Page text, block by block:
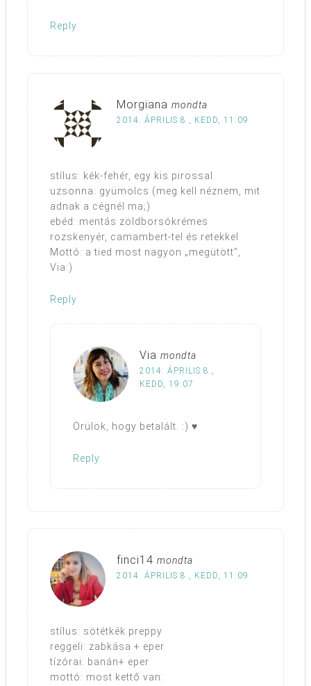
Reply
Morgiana mondta
2014. ÁPRILIS 8., KEDD, 11:09
stílus: kék-fehér, egy kis pirossal
uzsonna: gyümölcs (meg kell néznem, mit
adnak a cégnél ma;)
ebéd: mentás zöldborsókrémes
rozskenyér, camambert-tel és retekkel
Mottó: a tied most nagyon „megütött”,
Via:)
Reply
Via mondta
2014. ÁPRILIS 8.,
KEDD, 19:07
Örülök, hogy betalált. :) ♥
Reply
finci14 mondta
2014. ÁPRILIS 8., KEDD, 11:09
stílus: sötétkék preppy
reggeli: zabkása + eper
tízórai: banán+ eper
mottó: most kettő van: